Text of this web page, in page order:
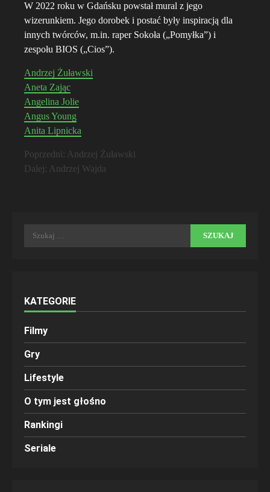
W 2022 roku w Gdańsku powstał mural z jego
wizerunkiem. Jego dorobek i postać były inspiracją dla
innych twórców, m.in. raper Sokoła („Pomyłka”) i
zespołu BIOS („Cios”).
Andrzej Żuławski
Aneta Zając
Angelina Jolie
Angus Young
Anita Lipnicka
Zobacz
Poprzedni: Andrzej Żuławski
Dalej: Andrzej Wajda
Szukaj:
KATEGORIE
Filmy
Gry
Lifestyle
O tym jest głośno
Rankingi
Seriale